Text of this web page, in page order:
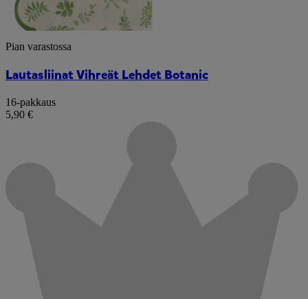
Pian varastossa
Lautasliinat Vihreät Lehdet Botanic
16-pakkaus
5,90 €